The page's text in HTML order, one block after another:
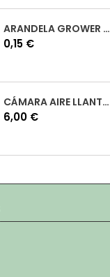
ARANDELA GROWER M7 INOX VESPA
Precio
0,15 €
CÁMARA AIRE LLANTA 10 VESPA
Precio
6,00 €